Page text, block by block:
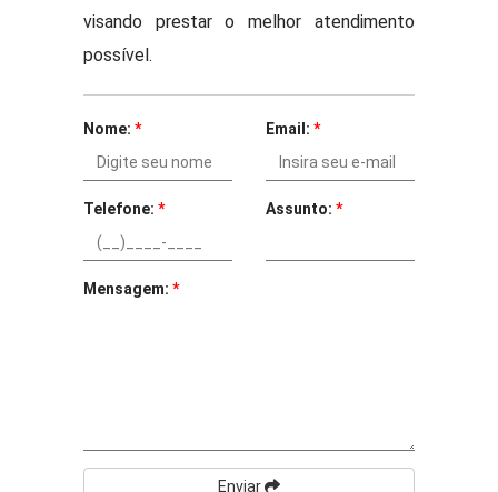
visando prestar o melhor atendimento
possível.
Nome: * Email: *
Telefone: * Assunto: *
Mensagem: *
Enviar